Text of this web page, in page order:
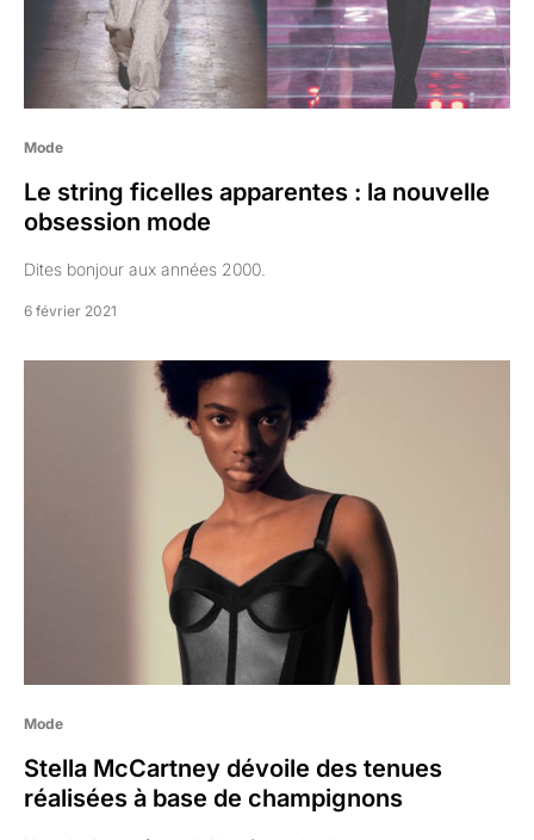
Mode
Le string ficelles apparentes : la nouvelle
obsession mode
Dites bonjour aux années 2000.
6 février 2021
Mode
Stella McCartney dévoile des tenues
réalisées à base de champignons